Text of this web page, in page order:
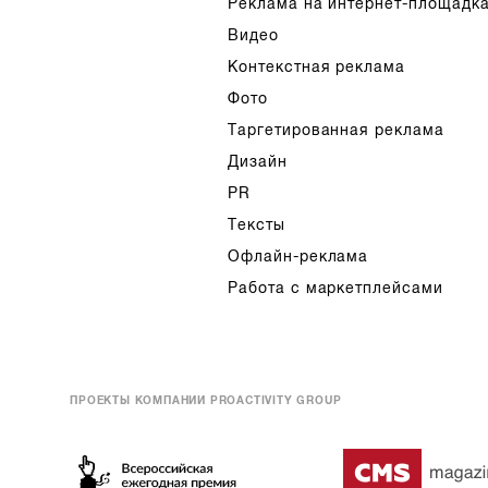
Реклама на интернет-
Видео
Контекстная реклама
Фото
Таргетированная реклама
Дизайн
PR
Тексты
Офлайн-реклама
Работа с маркетплейсами
ПРОЕКТЫ КОМПАНИИ PROACTIVITY GROUP